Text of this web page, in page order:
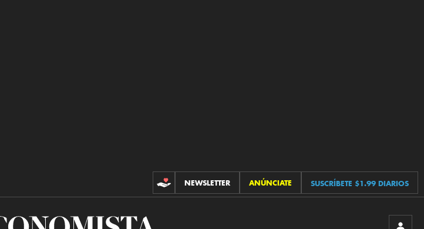
CONTRIBUCIONES
NEWSLETTER ANÚNCIATE SUSCRÍBETE $1.99 DIARIOS